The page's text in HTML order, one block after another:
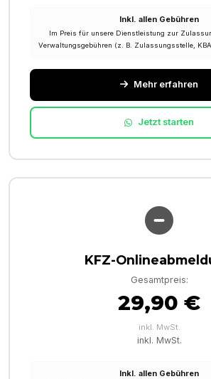
Inkl. allen Gebühren
Im Preis für unsere Dienstleistung zur
Verwaltungsgebühren (z. B. Zulassungsstelle,
Mehr erfahren
Jetzt starten
KFZ-
Gesamtpreis:
29,90 €
inkl. MwSt.
inkl. MwSt.
Inkl. allen Gebühren